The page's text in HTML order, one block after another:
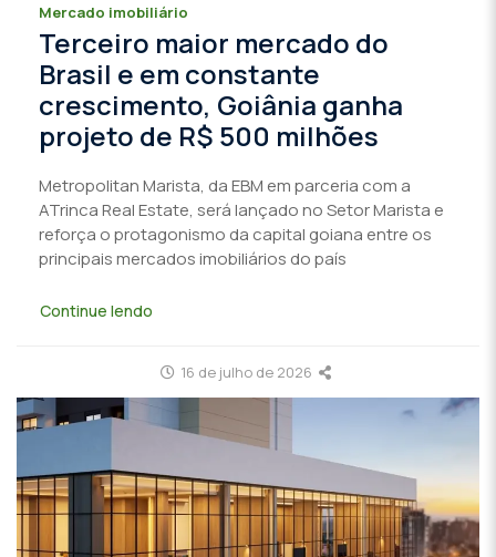
Mercado imobiliário
Terceiro maior mercado do
Brasil e em constante
crescimento, Goiânia ganha
projeto de R$ 500 milhões
Metropolitan Marista, da EBM em parceria com a
ATrinca Real Estate, será lançado no Setor Marista e
reforça o protagonismo da capital goiana entre os
principais mercados imobiliários do país
Continue lendo
16 de julho de 2026